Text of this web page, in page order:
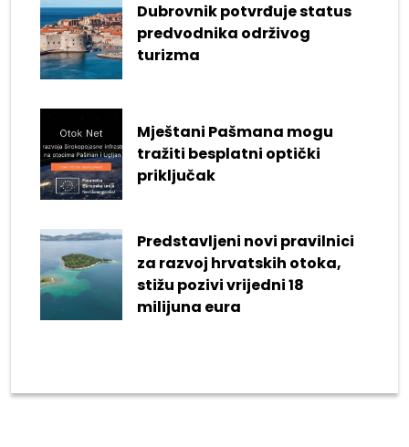
Dubrovnik potvrđuje status
predvodnika održivog
turizma
Mještani Pašmana mogu
tražiti besplatni optički
priključak
Predstavljeni novi pravilnici
za razvoj hrvatskih otoka,
stižu pozivi vrijedni 18
milijuna eura